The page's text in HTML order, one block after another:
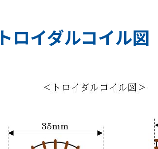
トロイダルコイル図